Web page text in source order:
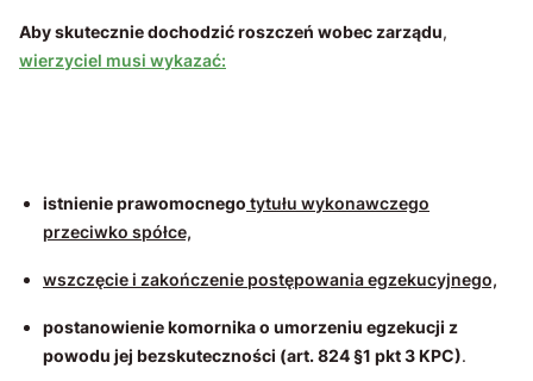
Aby skutecznie dochodzić roszczeń wobec zarządu,
wierzyciel musi wykazać:
istnienie prawomocnego tytułu wykonawczego
przeciwko spółce,
wszczęcie i zakończenie postępowania egzekucyjnego,
postanowienie komornika o umorzeniu egzekucji z
powodu jej bezskuteczności (art. 824 §1 pkt 3 KPC).